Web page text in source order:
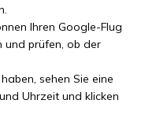
Ihren Google-Flug
und prüfen, ob der
sehen Sie eine
Uhrzeit und klicken